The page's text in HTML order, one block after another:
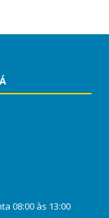
08:00 às 13:00